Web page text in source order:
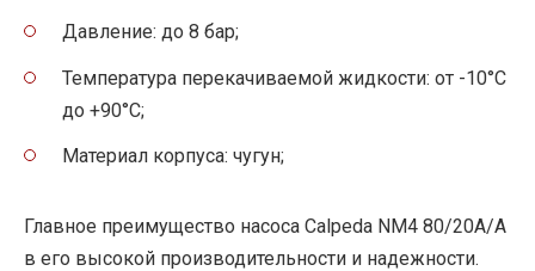
Давление: до 8 бар;
Температура перекачиваемой жидкости: от -10°C
до +90°C;
Материал корпуса: чугун;
Главное преимущество насоса Calpeda NM4 80/20A/A
в его высокой производительности и надежности.